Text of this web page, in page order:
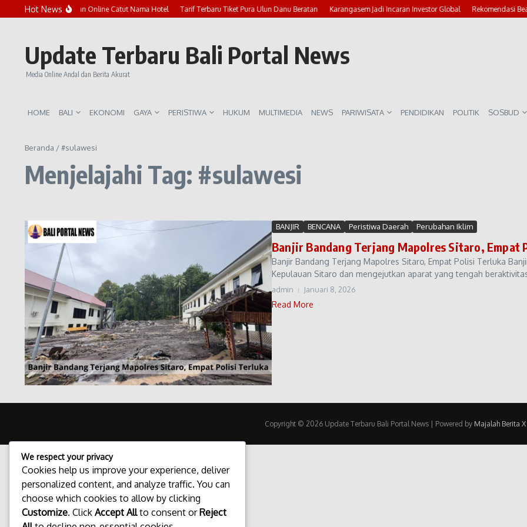
Lewati ke konten
Hot News
Marak Penipuan Online Catut Nama Hotel Tarif Terbaru Tiket Pura Ulun Danu Beratan Karangasem Jadi Incaran Investor Global Rekomendasi
Update Terbaru Bali Portal News
Media Online Andal dan Berita Akurat
HOME BALI EKONOMI GAYA PERISTIWA HUKUM MULTIMEDIA NEWS PARIWISATA PENDIDIKAN POLITIK SOSBUD
Beranda /#sulawesi
Menjelajahi Tag: #sulawesi
BANJIR BENCANA Peristiwa Daerah Perubahan Iklim
Banjir Bandang Terjang Mapolres Sitaro, Empat
Banjir Bandang Terjang Mapolres Sitaro, Empat Polisi Terluka
Kepulauan Sitaro dan mengejutkan aparat yang tengah
admin Januari 8, 2026
Read More
Copyright © 2026 Update Terbaru Bali Portal News | Powered by Majalah Berita X
We respect your privacy
Cookies help us improve your experience, deliver
personalized content, and analyze traffic. You can
choose which cookies to allow by clicking
Customize. Click Accept Allto consent orReject